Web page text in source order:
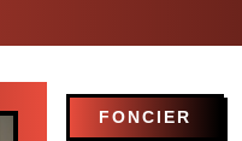
FONCIER